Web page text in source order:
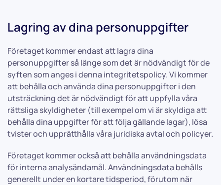
Lagring av dina personuppgifter
Företaget kommer endast att lagra dina
personuppgifter så länge som det är nödvändigt för de
syften som anges i denna integritetspolicy. Vi kommer
att behålla och använda dina personuppgifter i den
utsträckning det är nödvändigt för att uppfylla våra
rättsliga skyldigheter (till exempel om vi är skyldiga att
behålla dina uppgifter för att följa gällande lagar), lösa
tvister och upprätthålla våra juridiska avtal och policyer.
Företaget kommer också att behålla användningsdata
för interna analysändamål. Användningsdata behålls
generellt under en kortare tidsperiod, förutom när